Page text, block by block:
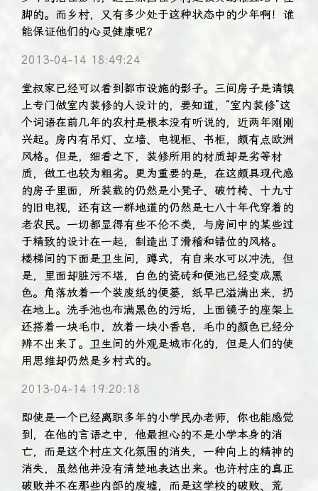
脚的。而乡村，又有多少处于这种状态中的少年啊！谁
能保证他们的心灵健康呢？
2013-04-14 18:49:24
堂叔家已经可以看到都市设施的影子。三间房子是请镇
上专门做室内装修的人设计的，要知道，“室内装修”这
个词语在前几年的农村是根本没有听说的，近两年刚刚
兴起。房内有吊灯、立墙、电视柜、书柜，颇有点欧洲
风格。但是，细看之下，装修所用的材质却是劣等材
质，做工也较为粗劣。更为重要的是，在这颇具现代感
的房子里面，所装载的仍然是小凳子、破竹椅、十九寸
的旧电视，还有这一群地道的仍然是七八十年代穿着的
老农民。一切都显得有些不伦不类，与房间中的某些过
于精致的设计在一起，制造出了滑稽和错位的风格。
楼梯间的下面是卫生间，蹲式，有自来水可以冲洗，但
是，里面却脏污不堪，白色的瓷砖和便池已经变成黑
色。角落放着一个装废纸的便篓，纸早已溢满出来，扔
在地上。洗手池也布满黑色的污垢，上面镜子的座架上
还搭着一块毛巾，放着一块小香皂，毛巾的颜色已经分
辨不出来了。卫生间的外观是城市化的，但是人们的使
用思维却仍然是乡村式的。
2013-04-14 19:20:18
即使是一个已经离职多年的小学民办老师，你也能感觉
到，在他的言语之中，他最担心的不是小学本身的消
亡，而是这个村庄文化氛围的消失，一种向上的精神的
消失，虽然他并没有清楚地表达出来。也许村庄的真正
破败并不在那些内部的废墟，而是这学校的破败、荒